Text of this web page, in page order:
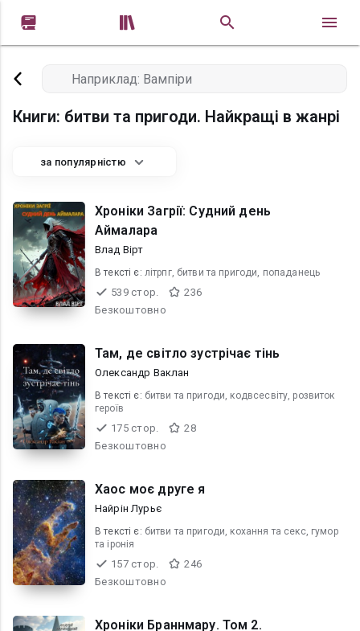
 
Книги: битви та пригоди. Найкращі в жанрі
за популярністю
Хроніки Загрії: Судний день
Аймалара
Влад Вірт
В текcті є: літрпг, битви та пригоди, попаданець
539 стор.
236
Безкоштовно
Там, де світло зустрічає тінь
Олександр Ваклан
В текcті є: битви та пригоди, кодвсесвіту, розвиток
героїв
175 стор.
28
Безкоштовно
Хаос моє друге я
Найрін Лурьє
В текcті є: битви та пригоди, кохання та секс, гумор
та іронія
157 стор.
246
Безкоштовно
Хроніки Браннмару. Том 2.